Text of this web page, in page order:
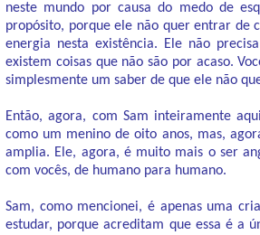
neste mundo por causa do medo de
propósito, porque ele não quer entrar de
energia nesta existência. Ele não
existem coisas que não são por acaso.
simplesmente um saber de que ele não
Então, agora, com Sam inteiramente
como um menino de oito anos, mas,
amplia. Ele, agora, é muito mais o ser
com vocês, de humano para humano.
Sam, como mencionei, é apenas uma
estudar, porque acreditam que essa é a